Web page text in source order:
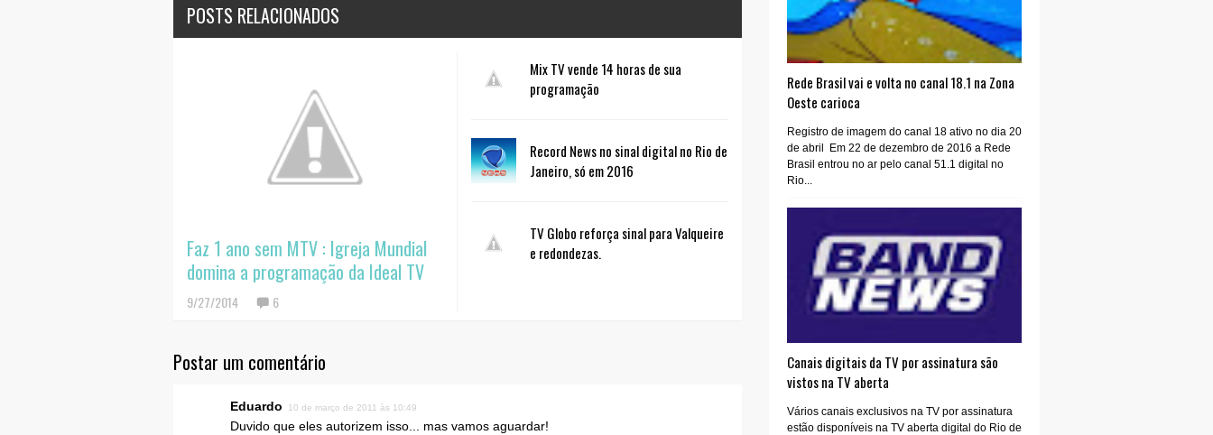
POSTS RELACIONADOS
Faz 1 ano sem MTV : Igreja Mundial
domina a programação da Ideal TV
9/27/2014 6
Mix TV vende 14 horas de sua
programação
Record News no sinal digital no Rio de
Janeiro, só em 2016
TV Globo reforça sinal para Valqueire
e redondezas.
Postar um comentário
Eduardo 10 de março de 2011 às 10:49
Duvido que eles autorizem isso... mas vamos aguardar!
Rede Brasil vai e volta no canal 18.1 na Zona
Oeste carioca
Registro de imagem do canal 18 ativo no dia 20
de abril Em 22 de dezembro de 2016 a Rede
Brasil entrou no ar pelo canal 51.1 digital no
Rio...
Canais digitais da TV por assinatura são
vistos na TV aberta
Vários canais exclusivos na TV por assinatura
estão disponíveis na TV aberta digital do Rio de